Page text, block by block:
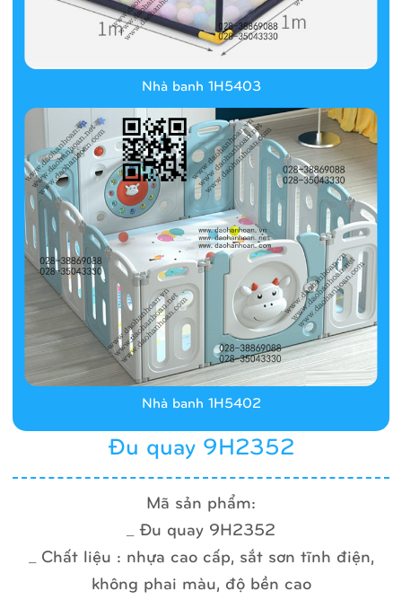
Đu quay 9H2352
Mã sản phẩm:
_ Đu quay 9H2352
_ Chất liệu : nhựa cao cấp, sắt sơn tĩnh điện,
không phai màu, độ bền cao
Nhà banh 1H5403
Nhà banh 1H5402